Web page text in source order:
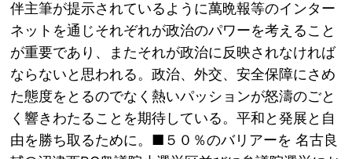
伴主筆が提示されているように萬晩報等のインター
ネットを通じそれぞれが政治のパワーを考えること
が重要であり、またそれが政治に反映されなければ
ならないと思われる。政治、外交、安全保障にさめ
た態度をとるのでなく熱いパッションが怒濤のごと
く響きわたることを期待している。平和と発展と自
由を勝ち取るために。■５０％のバリアーを 名古良